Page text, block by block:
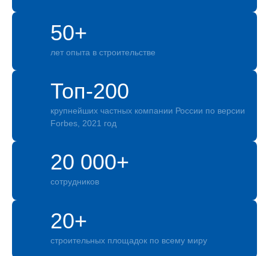
20 000+
сотрудников
20+
строительных площадок по всему миру
50+
лет опыта в строительстве
Топ-200
крупнейших частных компании России по версии
Forbes, 2021 год